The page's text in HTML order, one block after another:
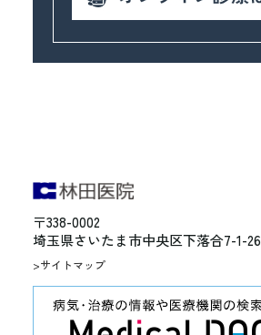
〒338-0002
埼玉県さいたま市中央区下落合7-1-26
>サイトマップ